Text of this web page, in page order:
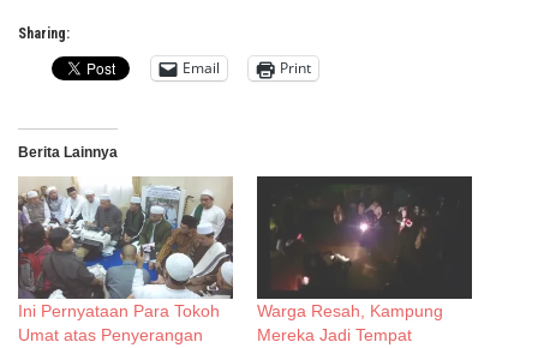
Sharing:
Email Print
Berita Lainnya
Ini Pernyataan Para Tokoh
Umat atas Penyerangan
Warga Resah, Kampung
Mereka Jadi Tempat